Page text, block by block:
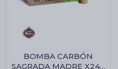
BOMBA CARBÓN
SAGRADA MADRE X24 -